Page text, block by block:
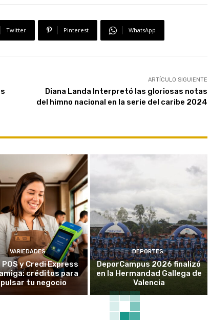
Twitter Pinterest WhatsApp
ARTÍCULO SIGUIENTE
Diana Landa Interpretó las gloriosas notas
del himno nacional en la serie del caribe 2024
VARIEDADES
y Credi Express
créditos para
tu negocio
DEPORTES
DeporCampus 2026 finalizó
en la Hermandad Gallega de
Valencia